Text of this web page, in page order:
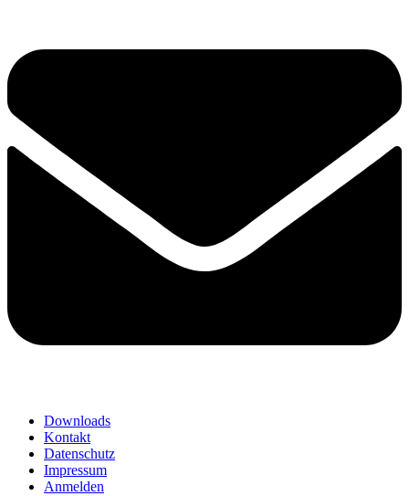
Downloads
Kontakt
Datenschutz
Impressum
Anmelden